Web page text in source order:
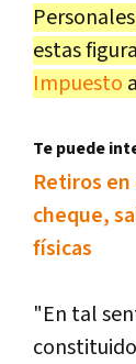
estas
Impuesto
Te puede
Retiros
cheque,
físicas
"En tal